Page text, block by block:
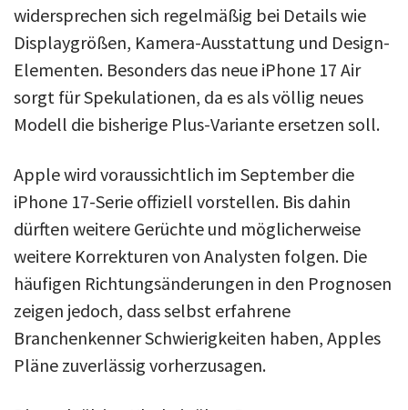
widersprechen sich regelmäßig bei Details wie
Displaygrößen, Kamera-Ausstattung und Design-
Elementen. Besonders das neue iPhone 17 Air
sorgt für Spekulationen, da es als völlig neues
Modell die bisherige Plus-Variante ersetzen soll.
Apple wird voraussichtlich im September die
iPhone 17-Serie offiziell vorstellen. Bis dahin
dürften weitere Gerüchte und möglicherweise
weitere Korrekturen von Analysten folgen. Die
häufigen Richtungsänderungen in den Prognosen
zeigen jedoch, dass selbst erfahrene
Branchenkenner Schwierigkeiten haben, Apples
Pläne zuverlässig vorherzusagen.